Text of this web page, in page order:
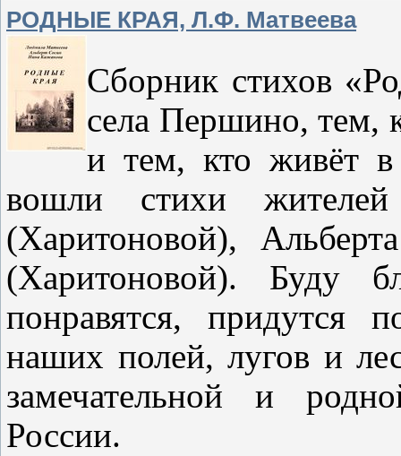
РОДНЫЕ КРАЯ, Л.Ф. Матвеева
Сборник стихов
села Першино, тем,
и тем, кто живёт
вошли стихи
(Харитоновой),
(Харитоновой). Буду
понравятся, придутся
наших полей, лугов и
замечательной и
России.